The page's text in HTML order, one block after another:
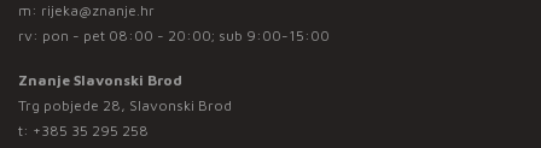
m: rijeka@znanje.hr
rv: pon - pet 08:00 - 20:00; sub 9:00-15:00
Znanje Slavonski Brod
Trg pobjede 28, Slavonski Brod
t: +385 35 295 258